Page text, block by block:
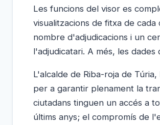
Les funcions del visor es
visualitzacions de fitxa de
nombre d'adjudicacions i un
l'adjudicatari. A més, les
L'alcalde de Riba-roja de
per a garantir plenament la
ciutadans tinguen un accés a
últims anys; el compromís de